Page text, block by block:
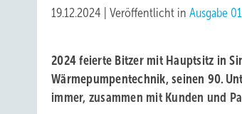
19.12.2024 Veröffentlicht in Ausgabe
2024 feierte Bitzer mit Hauptsitz in
Wärmepumpentechnik, seinen 90.
immer, zusammen mit Kunden und